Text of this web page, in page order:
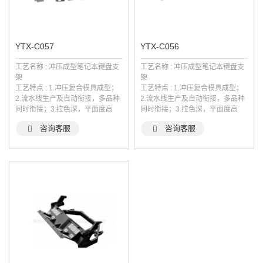
YTX-C057
工艺名称 : 冲压成型笔记本键盘支
架
工艺特点 : 1.冲压复合模具成型；
2.流水线生产及自动衔接，多品种
同时衔接；3.拉色深，平面度高
 咨询客服
YTX-C056
工艺名称 : 冲压成型笔记本键盘支
架
工艺特点 : 1.冲压复合模具成型；
2.流水线生产及自动衔接，多品种
同时衔接；3.拉色深，平面度高
 咨询客服